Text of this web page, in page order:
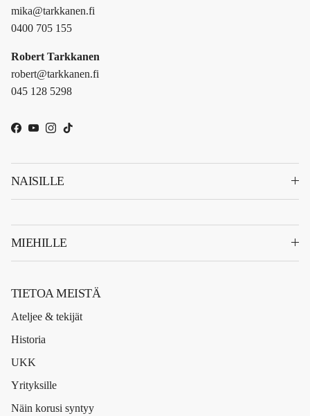
mika@tarkkanen.fi
0400 705 155
Robert Tarkkanen
robert@tarkkanen.fi
045 128 5298
Facebook
YouTube
Instagram
TikTok
NAISILLE
MIEHILLE
TIETOA MEISTÄ
Ateljee & tekijät
Historia
UKK
Yrityksille
Näin korusi syntyy